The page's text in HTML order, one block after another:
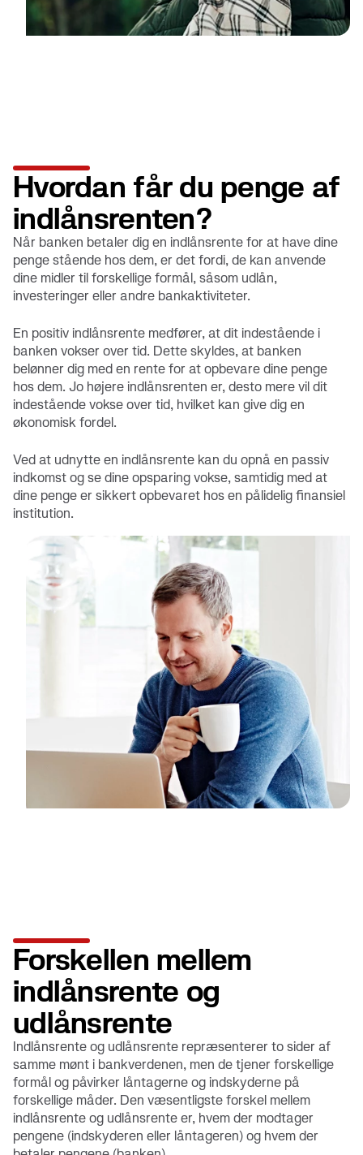
Hvordan får du penge af
indlånsrenten?
Når banken betaler dig en indlånsrente for at have dine
penge stående hos dem, er det fordi, de kan anvende
dine midler til forskellige formål, såsom udlån,
investeringer eller andre bankaktiviteter.
En positiv indlånsrente medfører, at dit indestående i
banken vokser over tid. Dette skyldes, at banken
belønner dig med en rente for at opbevare dine penge
hos dem. Jo højere indlånsrenten er, desto mere vil dit
indestående vokse over tid, hvilket kan give dig en
økonomisk fordel.
Ved at udnytte en indlånsrente kan du opnå en passiv
indkomst og se dine opsparing vokse, samtidig med at
dine penge er sikkert opbevaret hos en pålidelig finansiel
institution.
Forskellen mellem
indlånsrente og
udlånsrente
Indlånsrente og udlånsrente repræsenterer to sider af
samme mønt i bankverdenen, men de tjener forskellige
formål og påvirker låntagerne og indskyderne på
forskellige måder. Den væsentligste forskel mellem
indlånsrente og udlånsrente er, hvem der modtager
pengene (indskyderen eller låntageren) og hvem der